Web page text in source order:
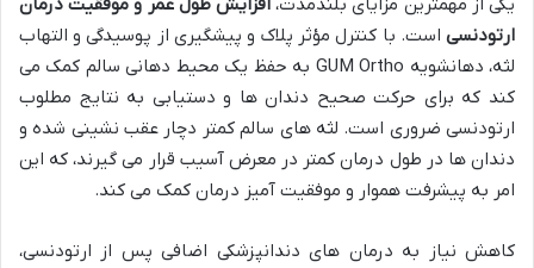
یکی از مهمترین مزایای بلندمدت، افزایش طول عمر و موفقیت درمان
ارتودنسی است. با کنترل مؤثر پلاک و پیشگیری از پوسیدگی و التهاب
لثه، دهانشویه GUM Ortho به حفظ یک محیط دهانی سالم کمک می
کند که برای حرکت صحیح دندان ها و دستیابی به نتایج مطلوب
ارتودنسی ضروری است. لثه های سالم کمتر دچار عقب نشینی شده و
دندان ها در طول درمان کمتر در معرض آسیب قرار می گیرند، که این
امر به پیشرفت هموار و موفقیت آمیز درمان کمک می کند.
کاهش نیاز به درمان های دندانپزشکی اضافی پس از ارتودنسی،